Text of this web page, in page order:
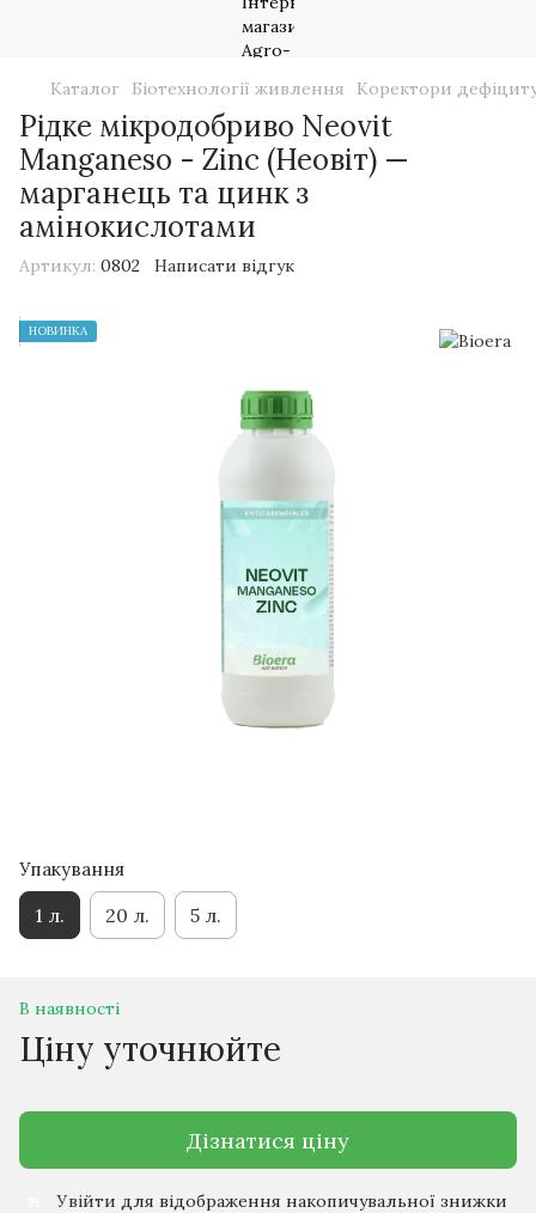
Каталог Біотехнології живлення Коректори
Рідке мікродобриво Neovit
Manganeso - Zinc (Неовіт) —
марганець та цинк з
амінокислотами
Артикул: 0802 Написати відгук
НОВИНКА
Упакування
1 л. 20 л. 5 л.
В наявності
Ціну уточнюйте
Дізнатися ціну
Увійти для відображення накопичувальної знижки